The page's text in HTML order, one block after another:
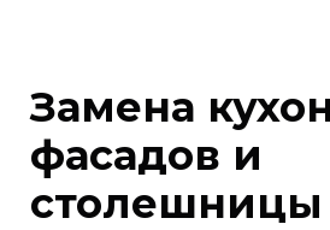
Замена
фасадов и
столешницы